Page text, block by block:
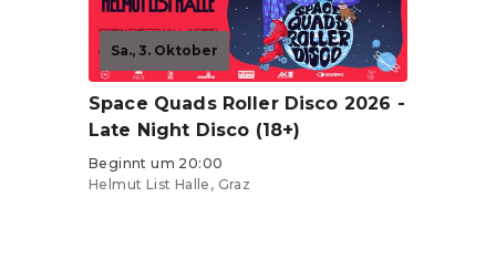
Sa., 3. Oktober
Space Quads Roller Disco 2026 -
Late Night Disco (18+)
Beginnt um 20:00
Helmut List Halle, Graz